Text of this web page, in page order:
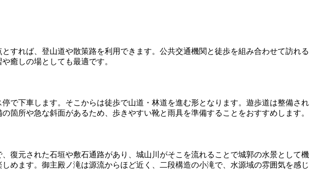
すれば、登山道や散策路を利用できます。公共交通機関と徒歩を組み合わせて訪れる
癒しの場としても最適です。
で下車します。そこからは徒歩で山道・林道を進む形となります。遊歩道は整備され
所や急な斜面があるため、歩きやすい靴と雨具を準備することをおすすめします。
復元された石垣や敷石通路があり、城山川がそこを流れることで城郭の水景として機
めます。御主殿ノ滝は源流からほど近く、二段構造の小滝で、水源域の雰囲気を感じ